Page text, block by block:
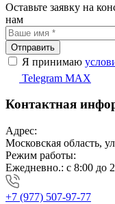
Оставьте заявку на
нам
Отправить
Я принимаю
Telegram MAX
Контактная
Адрес:
Московская область,
Режим работы:
Ежедневно.: с 8:00 до
+7 (977) 507-97-77